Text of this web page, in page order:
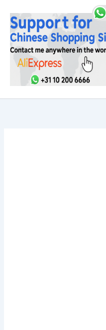
naar
inhoud